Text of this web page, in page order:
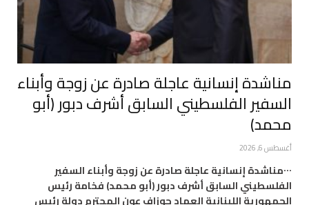
مناشدة إنسانية عاجلة صادرة عن زوجة وأبناء
السفير الفلسطيني السابق أشرف دبور (أبو
محمد)
أغسطس 6, 2026
٠٠٠مناشدة إنسانية عاجلة صادرة عن زوجة وأبناء السفير
الفلسطيني السابق أشرف دبور (أبو محمد) فخامة رئيس
الجمهورية اللبنانية العماد جوزاف عون المحترم دولة رئيس